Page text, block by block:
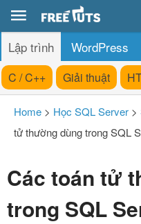
Lập trình WordPress
C / C++ Giải thuật
Home > Học SQL Server >
tử thường dùng trong SQL
Các toán tử
trong SQL